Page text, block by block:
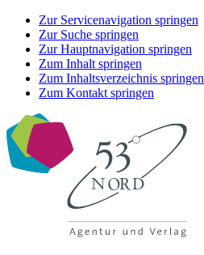
Zur Servicenavigation springen
Zur Suche springen
Zur Hauptnavigation springen
Zum Inhalt springen
Zum Inhaltsverzeichnis springen
Zum Kontakt springen